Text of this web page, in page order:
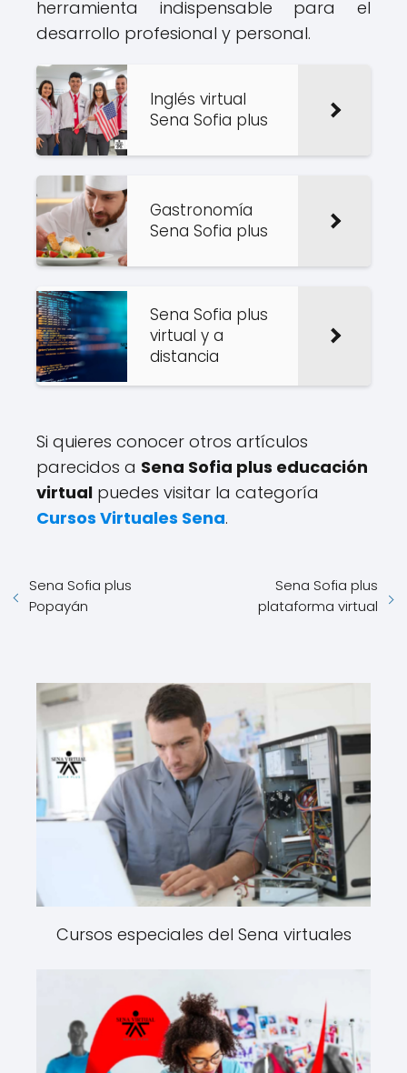
herramienta indispensable para el
desarrollo profesional y personal.
Inglés virtual
Sena Sofia plus
Gastronomía
Sena Sofia plus
Sena Sofia plus
virtual y a
distancia
Si quieres conocer otros artículos
parecidos a Sena Sofia plus educación
virtual puedes visitar la categoría
Cursos Virtuales Sena.
Sena Sofia plus
Popayán
Sena Sofia plus
plataforma virtual
Cursos especiales del Sena virtuales